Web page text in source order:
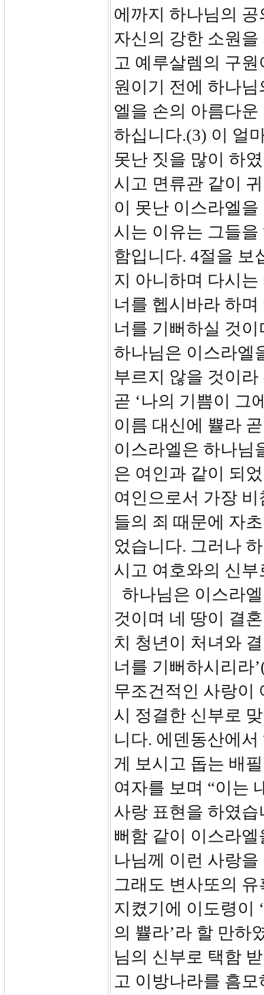
에까지 하나님의
자신의 강한 소원
고 예루살렘의 구
원이기 전에 하나
엘을 손의 아름다
하십니다.(3) 이 얼
못난 짓을 많이 하
시고 면류관 같이
이 못난 이스라엘
시는 이유는 그들
함입니다. 4절을 보
지 아니하며 다시
너를 헵시바라 하
너를 기뻐하실 것
하나님은 이스라엘
부르지 않을 것이
곧 ‘나의 기쁨이 그
이름 대신에 쁄라
이스라엘은 하나님
은 여인과 같이 되
여인으로서 가장
들의 죄 때문에 자
었습니다. 그러나
시고 여호와의 신
하나님은 이스라
것이며 네 땅이 결
치 청년이 처녀와
너를 기뻐하시리라
무조건적인 사랑이
시 정결한 신부로
니다. 에덴동산에
게 보시고 돕는 배
여자를 보며 “이는
사랑 표현을 하였
뻐함 같이 이스라
나님께 이런 사랑
그래도 변사또의
지켰기에 이도령이
의 쁄라’라 할 만하
님의 신부로 택함
고 이방나라를 흠